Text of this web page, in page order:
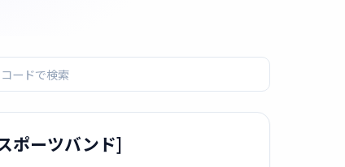
ポーツバンド]